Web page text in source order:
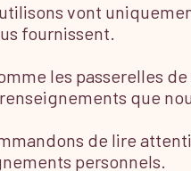
vont
fournissent.
les passerelles
que
de lire
personnels.